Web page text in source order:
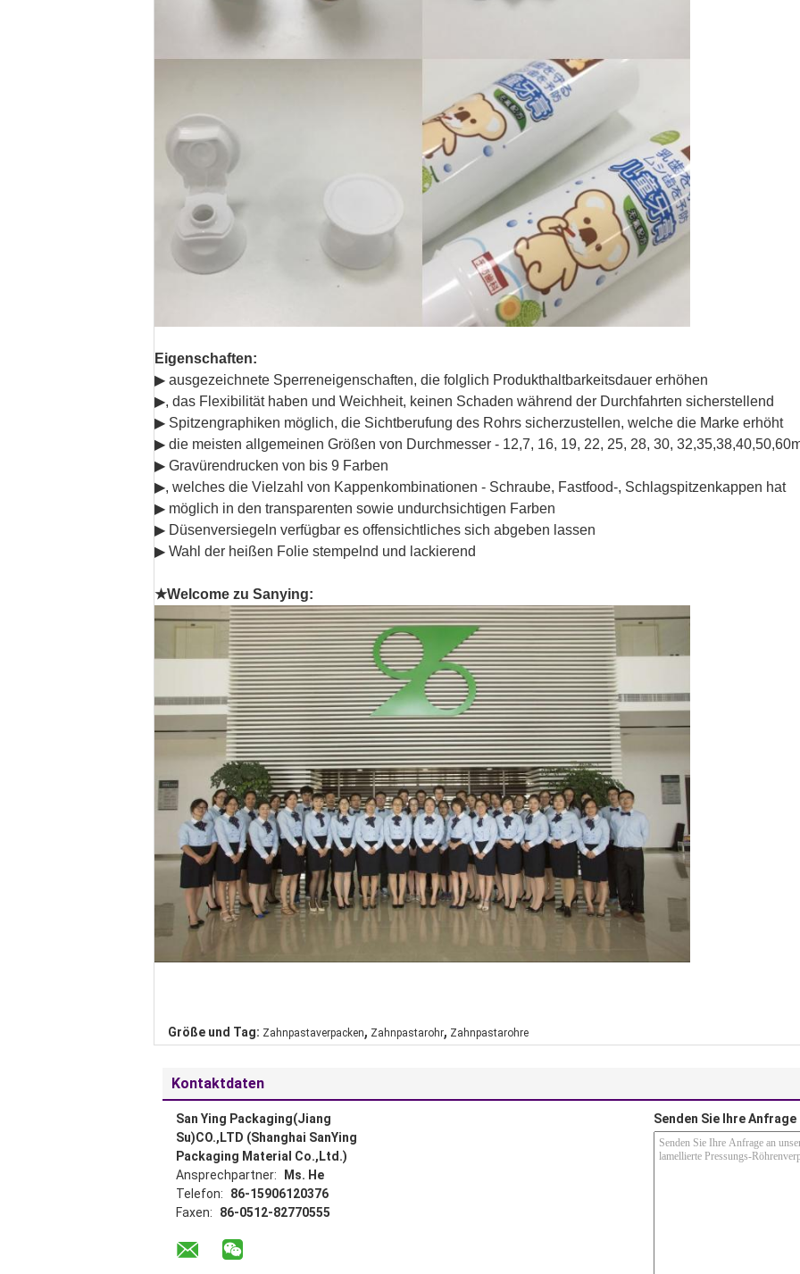
Eigenschaften:
▶ ausgezeichnete Sperreneigenschaften, die folglich Produkthaltbarkeitsdauer erhöhen
▶, das Flexibilität haben und Weichheit, keinen Schaden während der Durchfahrten sicherstellend
▶ Spitzengraphiken möglich, die Sichtberufung des Rohrs sicherzustellen, welche die Marke erhöht
▶ die meisten allgemeinen Größen von Durchmesser - 12,7, 16, 19, 22, 25, 28, 30,
▶ Gravürendrucken von bis 9 Farben
▶, welches die Vielzahl von Kappenkombinationen - Schraube, Fastfood-, Schlagspitzenkappen hat
▶ möglich in den transparenten sowie undurchsichtigen Farben
▶ Düsenversiegeln verfügbar es offensichtliches sich abgeben lassen
▶ Wahl der heißen Folie stempelnd und lackierend
★Welcome zu Sanying:
Größe und Tag: Zahnpastaverpacken, Zahnpastarohr, Zahnpastarohre
Kontaktdaten
San Ying Packaging(Jiang
Su)CO.,LTD (Shanghai SanYing
Packaging Material Co.,Ltd.)
Ansprechpartner:
Ms. He
Telefon:
86-15906120376
Faxen:
86-0512-82770555
Senden Sie Ihre